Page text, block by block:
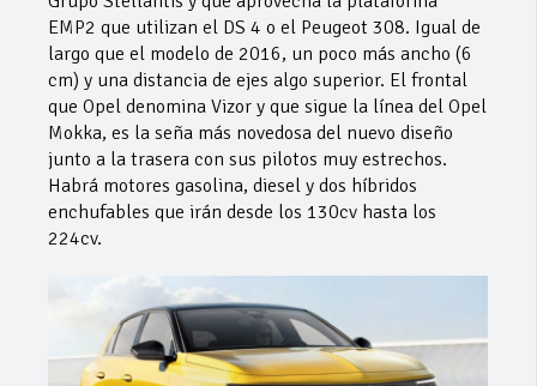
EMP2 que utilizan el DS 4 o el Peugeot 308. Igual de
largo que el modelo de 2016, un poco más ancho (6
cm) y una distancia de ejes algo superior. El frontal
que Opel denomina Vizor y que sigue la línea del Opel
Mokka, es la seña más novedosa del nuevo diseño
junto a la trasera con sus pilotos muy estrechos.
Habrá motores gasolina, diesel y dos híbridos
enchufables que irán desde los 130cv hasta los
224cv.